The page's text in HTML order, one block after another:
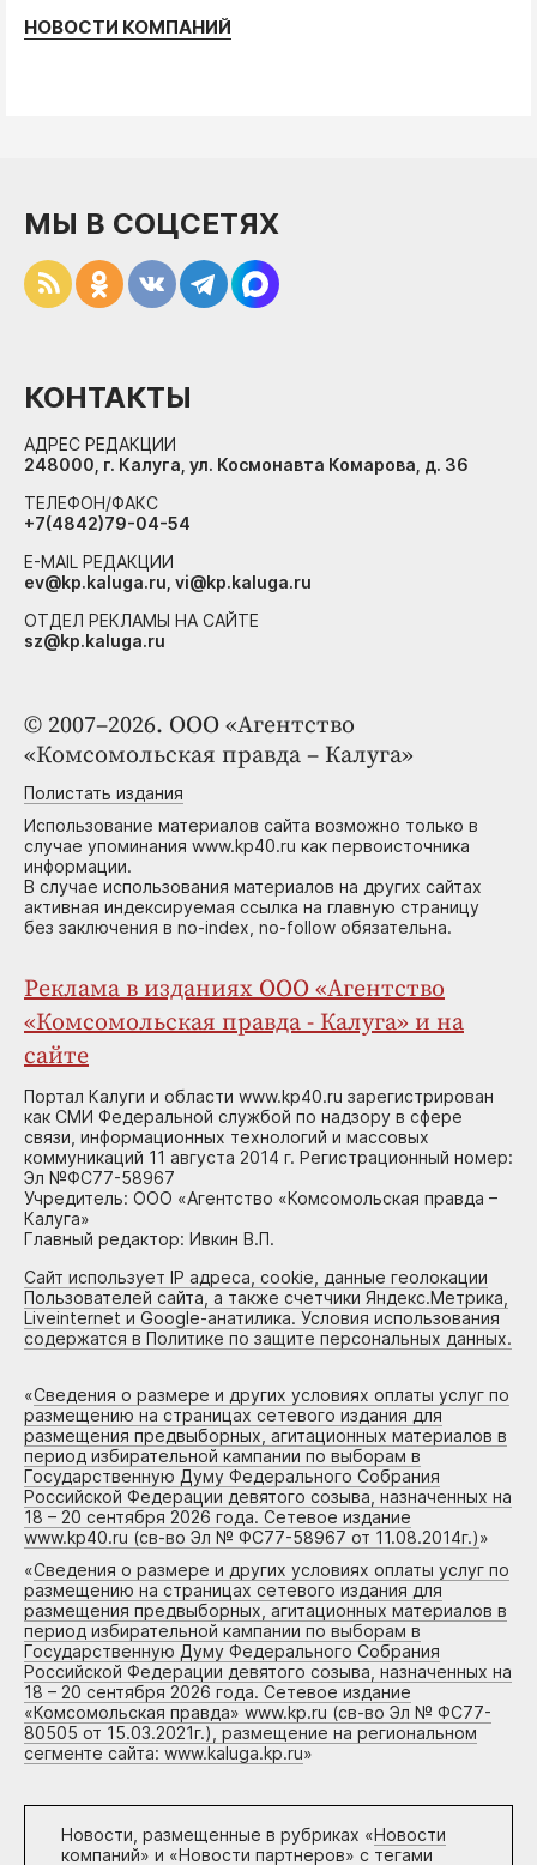
НОВОСТИ КОМПАНИЙ
© 2007–2026. ООО «Агентство
«Комсомольская правда – Калуга»
Полистать издания
Использование материалов сайта возможно только в
случае упоминания www.kp40.ru как первоисточника
информации.
В случае использования материалов на других сайтах
активная индексируемая ссылка на главную страницу
без заключения в no-index, no-follow обязательна.
Реклама в изданиях ООО «Агентство
«Комсомольская правда - Калуга» и на
сайте
Портал Калуги и области www.kp40.ru зарегистрирован
как СМИ Федеральной службой по надзору в сфере
связи, информационных технологий и массовых
коммуникаций 11 августа 2014 г. Регистрационный номер:
Эл №ФС77-58967
Учредитель: ООО «Агентство «Комсомольская правда –
Калуга»
Главный редактор: Ивкин В.П.
Сайт использует IP адреса, cookie, данные геолокации
Пользователей сайта, а также счетчики Яндекс.Метрика,
Liveinternet и Google-анатилика. Условия использования
содержатся в Политике по защите персональных данных.
«Сведения о размере и других условиях оплаты услуг по
размещению на страницах сетевого издания для
размещения предвыборных, агитационных материалов в
период избирательной кампании по выборам в
Государственную Думу Федерального Собрания
Российской Федерации девятого созыва, назначенных на
18 – 20 сентября 2026 года. Сетевое издание
www.kp40.ru (св-во Эл № ФС77-58967 от 11.08.2014г.)»
«Сведения о размере и других условиях оплаты услуг по
размещению на страницах сетевого издания для
размещения предвыборных, агитационных материалов в
период избирательной кампании по выборам в
Государственную Думу Федерального Собрания
Российской Федерации девятого созыва, назначенных на
18 – 20 сентября 2026 года. Сетевое издание
«Комсомольская правда» www.kp.ru (св-во Эл № ФС77-
80505 от 15.03.2021г.), размещение на региональном
сегменте сайта: www.kaluga.kp.ru»
Новости, размещенные в рубриках «Новости
компаний» и «Новости партнеров» с тегами
МЫ В СОЦСЕТЯХ
КОНТАКТЫ
АДРЕС РЕДАКЦИИ
248000, г. Калуга, ул. Космонавта Комарова, д. 36
ТЕЛЕФОН/ФАКС
+7(4842)79-04-54
E-MAIL РЕДАКЦИИ
ev@kp.kaluga.ru, vi@kp.kaluga.ru
ОТДЕЛ РЕКЛАМЫ НА САЙТЕ
sz@kp.kaluga.ru